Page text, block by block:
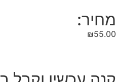
מחיר:
₪55.00